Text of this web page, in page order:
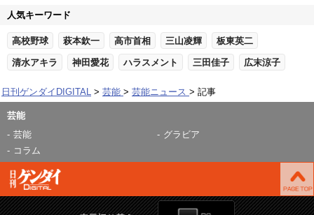
人気キーワード
高校野球 萩本欽一 高市首相 三山凌輝 板東英二
清水アキラ 神田愛花 ハラスメント 三田佳子 広末涼子
日刊ゲンダイDIGITAL 芸能 芸能ニュース 記事
芸能
芸能
グラビア
コラム